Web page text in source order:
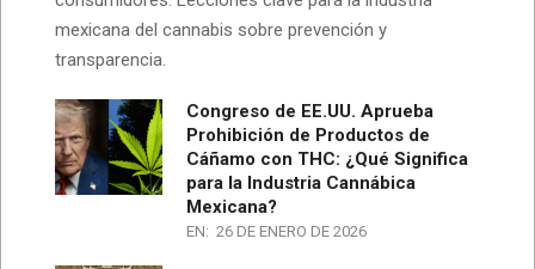
mexicana del cannabis sobre prevención y
transparencia.
Congreso de EE.UU. Aprueba
Prohibición de Productos de
Cáñamo con THC: ¿Qué Significa
para la Industria Cannábica
Mexicana?
EN: 26 DE ENERO DE 2026